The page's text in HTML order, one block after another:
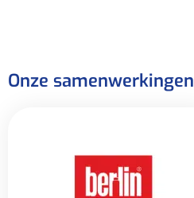
Onze samenwerkingen